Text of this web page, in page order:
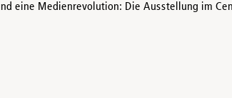
eine Medienrevolution: Die Ausstellung im